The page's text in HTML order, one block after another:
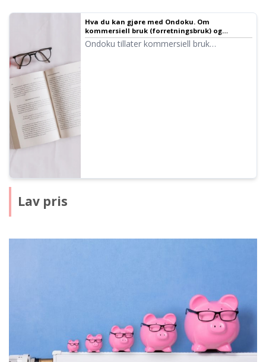
Hva du kan gjøre med Ondoku. Om
kommersiell bruk (forretningsbruk) og
forbudte handlinger. | Tekst-til-tale-
programvare Ondoku
Ondoku tillater kommersiell bruk
Lav pris